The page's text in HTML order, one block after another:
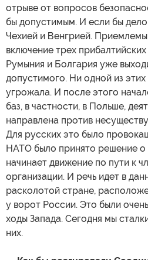
отрыве от вопросов
бы допустимым. И если бы
Чехией и Венгрией.
включение трех
Румыния и Болгария уже
допустимого. Ни одной из
угрожала. И после этого
баз, в частности, в Польше,
направлена против
Для русских это было
НАТО было принято решение о
начинает движение по пути к
организации. И речь идет в
расколотой стране,
у ворот России. Это были
ходы Запада. Сегодня мы
них.